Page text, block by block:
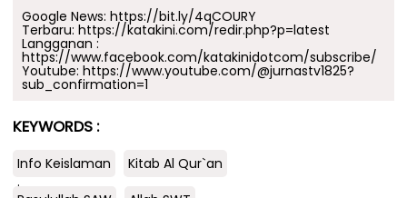
Google News: https://bit.ly/4qCOURY
Terbaru: https://katakini.com/redir.php?p=latest
Langganan :
https://www.facebook.com/katakinidotcom/subscribe/
Youtube: https://www.youtube.com/@jurnastv1825?
sub_confirmation=1
KEYWORDS :
Info Keislaman
Kitab Al Qur`an
.